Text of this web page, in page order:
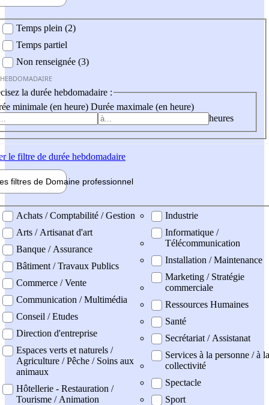
Temps plein (2)
Temps partiel
Non renseignée (3)
la durée hebdomadaire :
minimale (en heure) Durée maximale (en heure)
heures
le filtre de durée hebdomadaire
filtres de Domaine professionnel
professionel
Achats / Comptabilité / Gestion
Arts / Artisanat d'art
Banque / Assurance
Bâtiment / Travaux Publics
Commerce / Vente
Communication / Multimédia
Conseil / Etudes
Direction d'entreprise
Espaces verts et naturels /
Agriculture / Pêche / Soins aux
animaux
Hôtellerie - Restauration /
Tourisme / Animation
Industrie
Informatique /
Télécommunication
Installation / Maintenance
Marketing / Stratégie
commerciale
Ressources Humaines
Santé
Secrétariat / Assistanat
Services à la personne / à la
collectivité
Spectacle
Sport